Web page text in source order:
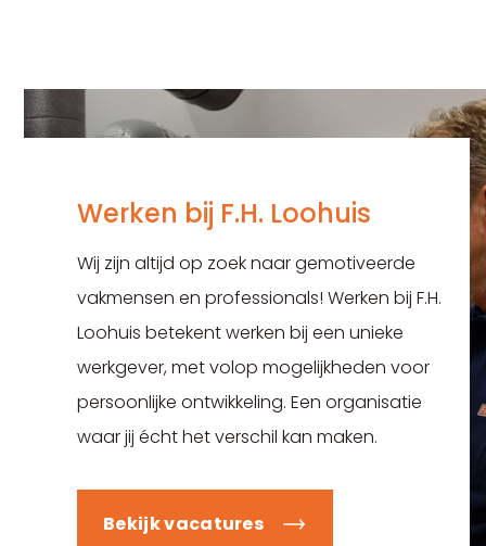
Werken bij F.H. Loohuis
Wij zijn altijd op zoek naar gemotiveerde
vakmensen en professionals! Werken bij F.H.
Loohuis betekent werken bij een unieke
werkgever, met volop mogelijkheden voor
persoonlijke ontwikkeling. Een organisatie
waar jij écht het verschil kan maken.
Bekijk vacatures